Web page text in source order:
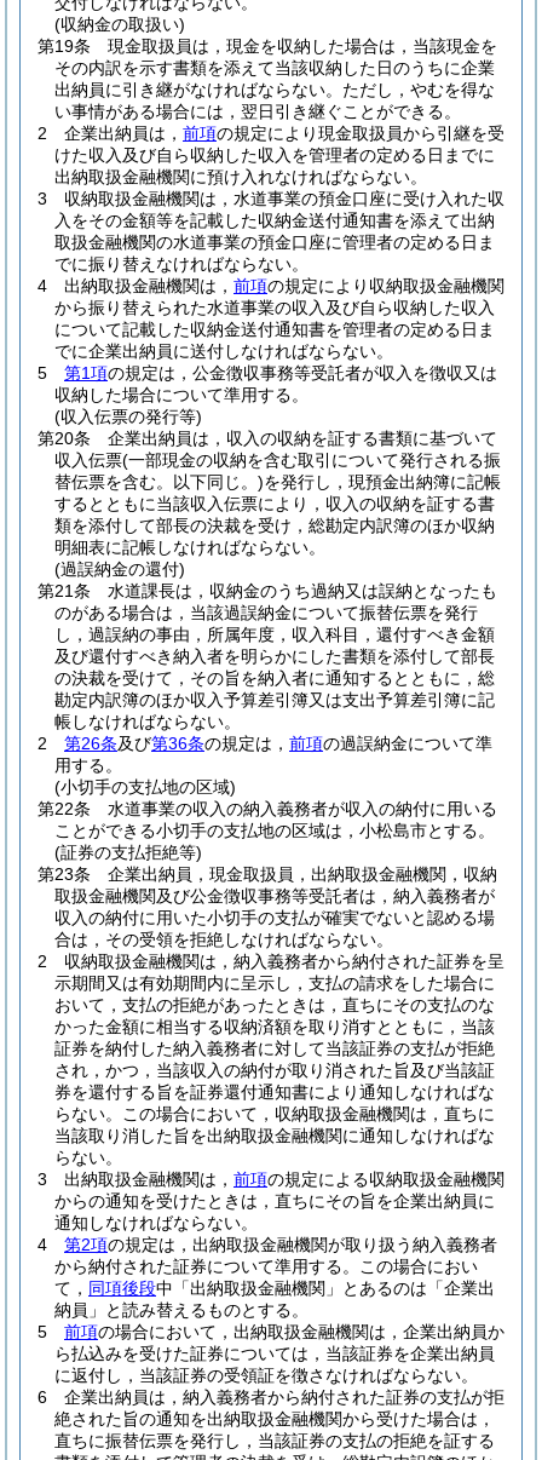
(収納金の取扱い)
第19条
現金取扱員は，現金を収納した場合は，当該現金を
その内訳を示す書類を添えて当該収納した日のうちに企業
出納員に引き継がなければならない。 ただし，やむを得な
い事情がある場合には，翌日引き継ぐことができる。
2
企業出納員は， 前項の規定により現金取扱員から引継を受
けた収入及び自ら収納した収入を管理者の定める日までに
出納取扱金融機関に預け入れなければならない。
3
収納取扱金融機関は，水道事業の預金口座に受け入れた収
入をその金額等を記載した収納金送付通知書を添えて出納
取扱金融機関の水道事業の預金口座に管理者の定める日ま
でに振り替えなければならない。
4
出納取扱金融機関は， 前項の規定により収納取扱金融機関
から振り替えられた水道事業の収入及び自ら収納した収入
について記載した収納金送付通知書を管理者の定める日ま
でに企業出納員に送付しなければならない。
5
第1項の規定は，公金徴収事務等受託者が収入を徴収又は
収納した場合について準用する。
(収入伝票の発行等)
第20条
企業出納員は，収入の収納を証する書類に基づいて
収入伝票(一部現金の収納を含む取引について発行される振
替伝票を含む。以下同じ。)を発行し，現預金出納簿に記帳
するとともに当該収入伝票により，収入の収納を証する書
類を添付して部長の決裁を受け，総勘定内訳簿のほか収納
明細表に記帳しなければならない。
(過誤納金の還付)
第21条
水道課長は，収納金のうち過納又は誤納となったも
のがある場合は，当該過誤納金について振替伝票を発行
し，過誤納の事由，所属年度，収入科目，還付すべき金額
及び還付すべき納入者を明らかにした書類を添付して部長
の決裁を受けて，その旨を納入者に通知するとともに，総
勘定内訳簿のほか収入予算差引簿又は支出予算差引簿に記
帳しなければならない。
2
第26条及び第36条の規定は， 前項の過誤納金について準
用する。
(小切手の支払地の区域)
第22条
水道事業の収入の納入義務者が収入の納付に用いる
ことができる小切手の支払地の区域は，小松島市とする。
(証券の支払拒絶等)
第23条
企業出納員，現金取扱員，出納取扱金融機関，収納
取扱金融機関及び公金徴収事務等受託者は，納入義務者が
収入の納付に用いた小切手の支払が確実でないと認める場
合は，その受領を拒絶しなければならない。
2
収納取扱金融機関は，納入義務者から納付された証券を呈
示期間又は有効期間内に呈示し，支払の請求をした場合に
おいて，支払の拒絶があったときは，直ちにその支払のな
かった金額に相当する収納済額を取り消すとともに，当該
証券を納付した納入義務者に対して当該証券の支払が拒絶
され，かつ，当該収入の納付が取り消された旨及び当該証
券を還付する旨を証券還付通知書により通知しなければな
らない。
この場合において，収納取扱金融機関は，直ちに
当該取り消した旨を出納取扱金融機関に通知しなければな
らない。
3
出納取扱金融機関は， 前項の規定による収納取扱金融機関
からの通知を受けたときは，直ちにその旨を企業出納員に
通知しなければならない。
4
第2項の規定は，出納取扱金融機関が取り扱う納入義務者
から納付された証券について準用する。
この場合におい
て， 同項後段中「出納取扱金融機関」とあるのは「企業出
納員」と読み替えるものとする。
5
前項の場合において，出納取扱金融機関は，企業出納員か
ら払込みを受けた証券については，当該証券を企業出納員
に返付し，当該証券の受領証を徴さなければならない。
6
企業出納員は，納入義務者から納付された証券の支払が拒
絶された旨の通知を出納取扱金融機関から受けた場合は，
直ちに振替伝票を発行し，当該証券の支払の拒絶を証する